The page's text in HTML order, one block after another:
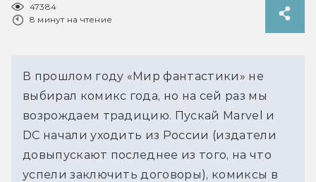
47384
8 минут на чтение
В прошлом году «Мир фантастики» не
выбирал комикс года, но на сей раз мы
возрождаем традицию. Пускай Marvel и
DC начали уходить из России (издатели
довыпускают последнее из того, на что
успели заключить договоры), комиксы в